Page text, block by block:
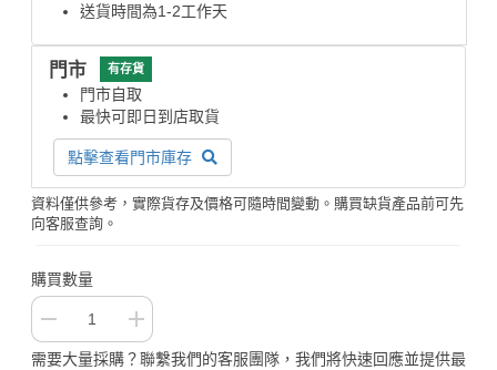
送貨時間為1-2工作天
門市 有存貨
門市自取
最快可即日到店取貨
點擊查看門市庫存
資料僅供參考，實際貨存及價格可隨時間變動。購買缺貨產品前可先
向客服查詢。
購買數量
需要大量採購？聯繫我們的客服團隊，我們將快速回應並提供最